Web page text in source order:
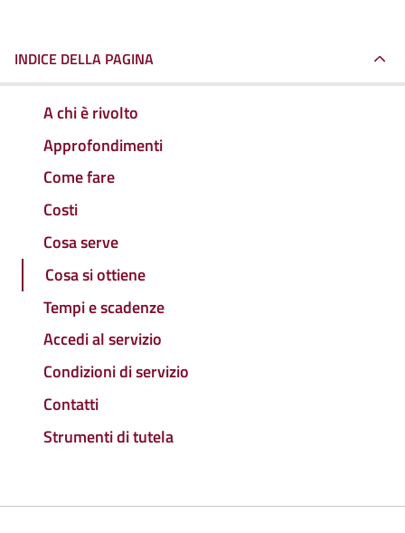
INDICE DELLA PAGINA
A chi è rivolto
Approfondimenti
Come fare
Costi
Cosa serve
Cosa si ottiene
Tempi e scadenze
Accedi al servizio
Condizioni di servizio
Contatti
Strumenti di tutela